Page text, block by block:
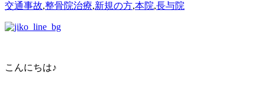
交通事故,整骨院治療,新規の方,本院,長与院
こんにちは♪